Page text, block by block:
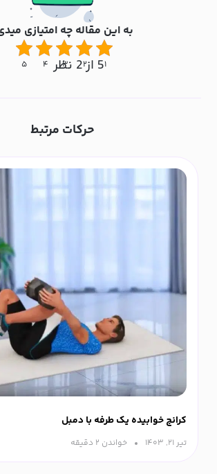
به این مقاله چه امتیازی
5 از 2 نظر۱ ۲ ۳ ۴ ۵
حرکات مرتبط
کرانچ خوابیده یک طرفه با دمبل
تیر ۲۱, ۱۴۰۳ خواندن ۲ دقیقه‌